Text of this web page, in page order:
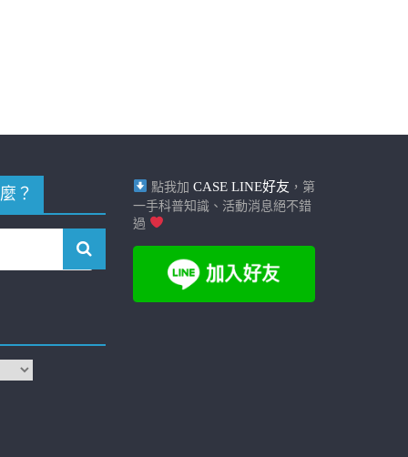
？ 點我加 CASE LINE好友 ，第
一手科普知識、活動消息絕不錯
過